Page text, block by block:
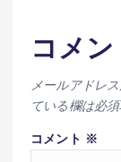
コメ
メールアドレ
ている欄は必
コメント ※